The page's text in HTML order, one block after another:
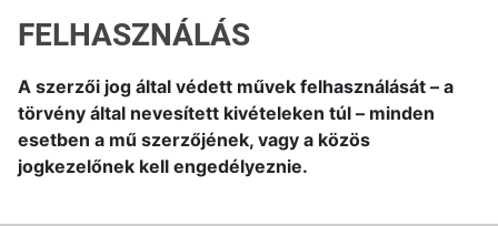
FELHASZNÁLÁS
A szerzői jog által védett művek felhasználását – a
törvény által nevesített kivételeken túl – minden
esetben a mű szerzőjének, vagy a közös
jogkezelőnek kell engedélyeznie.